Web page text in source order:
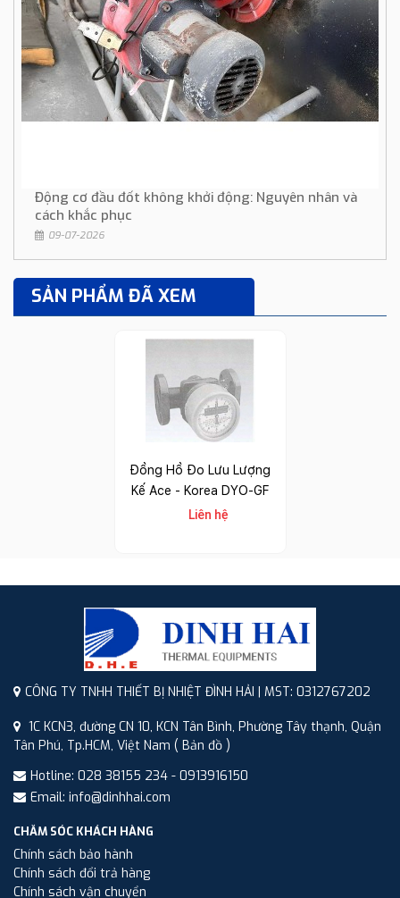
Động cơ đầu đốt không khởi động: Nguyên nhân và
cách khắc phục
09-07-2026
SẢN PHẨM ĐÃ XEM
Đồng Hồ Đo Lưu Lượng
Kế Ace - Korea DYO-GF
Liên hệ
CÔNG TY TNHH THIẾT BỊ NHIỆT ĐÌNH HẢI | MST: 0312767202
1C KCN3, đường CN 10, KCN Tân Bình, Phường Tây thạnh, Quận
Tân Phú, Tp.HCM, Việt Nam ( Bản đồ )
Hotline: 028 38155 234 - 0913916150
Email: info@dinhhai.com
CHĂM SÓC KHÁCH HÀNG
Chính sách bảo hành
Chính sách đổi trả hàng
Chính sách vận chuyển